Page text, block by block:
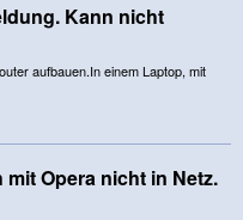
Kann nicht
aufbauen.In einem Laptop, mit
Opera nicht in Netz.